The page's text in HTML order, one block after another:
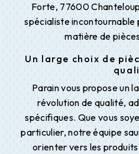
Forte, 77600
spécialiste incontournable
matière de
Un large choix de
Parain vous propose un
révolution de qualité,
spécifiques. Que vous
particulier, notre équipe
orienter vers les